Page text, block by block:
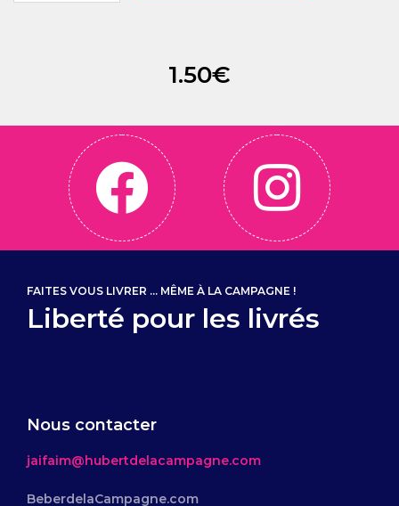
1.50€
FAITES VOUS LIVRER ... MÊME À LA CAMPAGNE !
Liberté pour les livrés
Nous contacter
jaifaim@hubertdelacampagne.com
BeberdelaCampagne.com